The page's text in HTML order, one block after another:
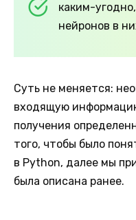
каким-
нейронов в
Суть не меняется:
входящую
получения
того, чтобы было
в Python, далее мы
была описана ранее.